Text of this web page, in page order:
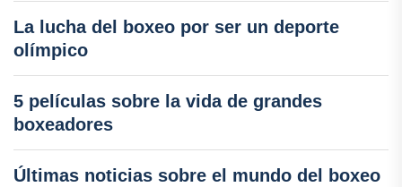
La lucha del boxeo por ser un deporte
olímpico
5 películas sobre la vida de grandes
boxeadores
Últimas noticias sobre el mundo del boxeo